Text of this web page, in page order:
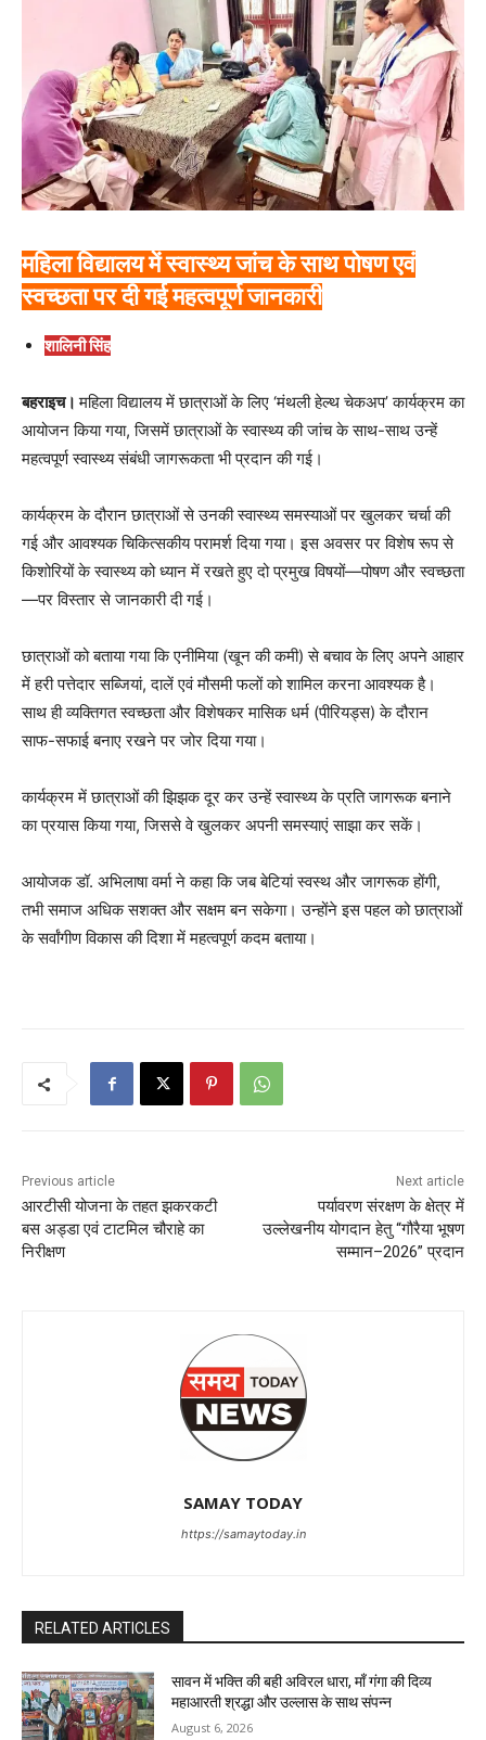
महिला विद्यालय में स्वास्थ्य जांच के साथ पोषण एवं
स्वच्छता पर दी गई महत्वपूर्ण जानकारी
शालिनी सिंह
बहराइच।महिला विद्यालय में छात्राओं के लिए ‘मंथली हेल्थ चेकअप’ कार्यक्रम का
आयोजन किया गया, जिसमें छात्राओं के स्वास्थ्य की जांच के साथ-साथ उन्हें
महत्वपूर्ण स्वास्थ्य संबंधी जागरूकता भी प्रदान की गई।
कार्यक्रम के दौरान छात्राओं से उनकी स्वास्थ्य समस्याओं पर खुलकर चर्चा की
गई और आवश्यक चिकित्सकीय परामर्श दिया गया। इस अवसर पर विशेष रूप से
किशोरियों के स्वास्थ्य को ध्यान में रखते हुए दो प्रमुख विषयों—पोषण और स्वच्छता
—पर विस्तार से जानकारी दी गई।
छात्राओं को बताया गया कि एनीमिया (खून की कमी) से बचाव के लिए अपने आहार
में हरी पत्तेदार सब्जियां, दालें एवं मौसमी फलों को शामिल करना आवश्यक है।
साथ ही व्यक्तिगत स्वच्छता और विशेषकर मासिक धर्म (पीरियड्स) के दौरान
साफ-सफाई बनाए रखने पर जोर दिया गया।
कार्यक्रम में छात्राओं की झिझक दूर कर उन्हें स्वास्थ्य के प्रति जागरूक बनाने
का प्रयास किया गया, जिससे वे खुलकर अपनी समस्याएं साझा कर सकें।
आयोजक डॉ. अभिलाषा वर्मा ने कहा कि जब बेटियां स्वस्थ और जागरूक होंगी,
तभी समाज अधिक सशक्त और सक्षम बन सकेगा। उन्होंने इस पहल को छात्राओं
के सर्वांगीण विकास की दिशा में महत्वपूर्ण कदम बताया।
Previous article
आरटीसी योजना के तहत झकरकटी
बस अड्डा एवं टाटमिल चौराहे का
निरीक्षण
Next article
पर्यावरण संरक्षण के क्षेत्र में
उल्लेखनीय योगदान हेतु “गौरैया भूषण
सम्मान–2026” प्रदान
SAMAY TODAY
https://samaytoday.in
RELATED ARTICLES
सावन में भक्ति की बही अविरल धारा, माँ गंगा की दिव्य
महाआरती श्रद्धा और उल्लास के साथ संपन्न
August 6, 2026